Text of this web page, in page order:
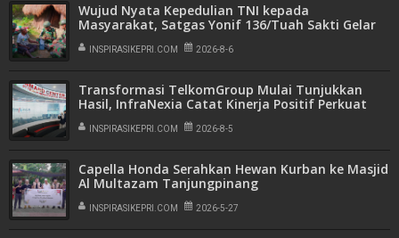
Wujud Nyata Kepedulian TNI kepada
Masyarakat, Satgas Yonif 136/Tuah Sakti Gelar
Pengobatan Keliling di Kampung Kalome
INSPIRASIKEPRI.COM 2026-8-6
Transformasi TelkomGroup Mulai Tunjukkan
Hasil, InfraNexia Catat Kinerja Positif Perkuat
Infrastruktur Digital Nasional
INSPIRASIKEPRI.COM 2026-8-5
Capella Honda Serahkan Hewan Kurban ke Masjid
Al Multazam Tanjungpinang
INSPIRASIKEPRI.COM 2026-5-27